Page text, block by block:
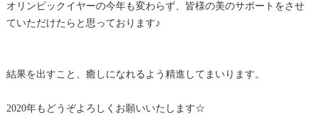
オリンピックイヤーの今年も変わらず、皆様の美のサポートをさせ
ていただけたらと思っております♪
結果を出すこと、癒しになれるよう精進してまいります。
2020年もどうぞよろしくお願いいたします☆